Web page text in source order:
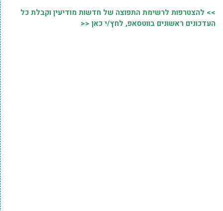
>> להצטרפות לרשימת התפוצה של חדשות מודיעין וקבלת כל
העדכונים ראשונים בווטסאפ, לחץ/י כאן <<